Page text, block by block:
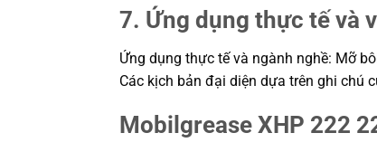
7. Ứng dụng thực tế và
Ứng dụng thực tế và ngành nghề: Mỡ
Các kịch bản đại diện dựa trên ghi chú
Mobilgrease XHP 222